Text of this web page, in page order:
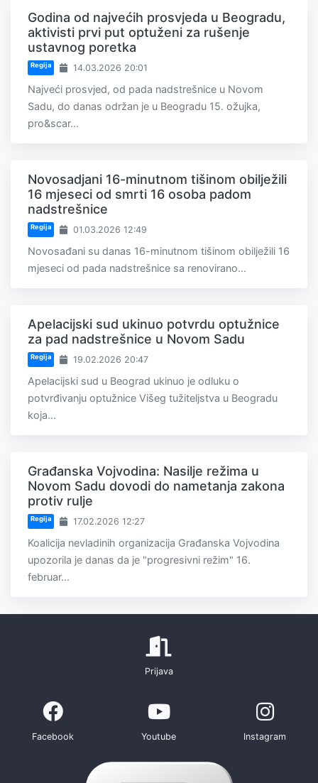
Godina od najvećih prosvjeda u Beogradu,
aktivisti prvi put optuženi za rušenje
ustavnog poretka
Regija 14.03.2026 20:01
Najveći prosvjed, od pada nadstrešnice u Novom
Sadu, do danas održan je u Beogradu 15. ožujka,
pro&scar...
Novosadjani 16-minutnom tišinom obilježili
16 mjeseci od smrti 16 osoba padom
nadstrešnice
Regija 01.03.2026 12:49
Novosađani su danas 16-minutnom tišinom obilježili 16
mjeseci od pada nadstrešnice sa renovirano...
Apelacijski sud ukinuo potvrdu optužnice
za pad nadstrešnice u Novom Sadu
Regija 19.02.2026 20:47
Apelacijski sud u Beograd ukinuo je odluku o
potvrđivanju optužnice Višeg tužiteljstva u Beogradu
koja...
Građanska Vojvodina: Nasilje režima u
Novom Sadu dovodi do nametanja zakona
protiv rulje
Regija 17.02.2026 12:27
Koalicija nevladinih organizacija Građanska Vojvodina
upozorila je danas da je "progresivni režim" 16.
februar...
Prijava
Facebook Youtube Instagram